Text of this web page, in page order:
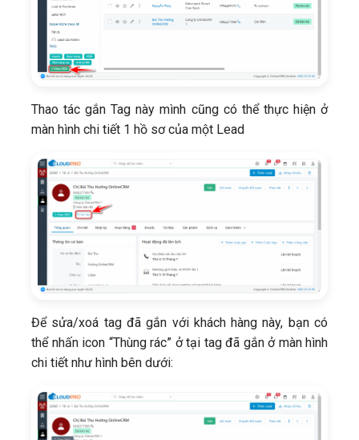
Thao tác gắn Tag này mình cũng có thể thực hiện ở
màn hình chi tiết 1 hồ sơ của một Lead
Để sửa/xoá tag đã gắn với khách hàng này, bạn có
thể nhấn icon “Thùng rác” ở tại tag đã gắn ở màn hình
chi tiết như hình bên dưới: